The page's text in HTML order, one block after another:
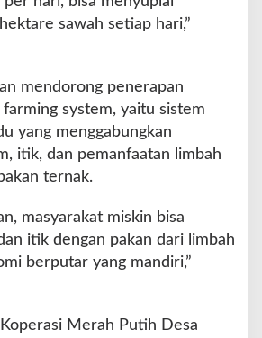
sawah setiap hari,”
mendorong penerapan
system, yaitu sistem
yang menggabungkan
itik, dan pemanfaatan limbah
ternak.
masyarakat miskin bisa
itik dengan pakan dari limbah
berputar yang mandiri,”
Koperasi Merah Putih Desa